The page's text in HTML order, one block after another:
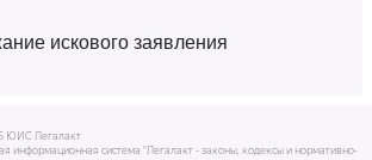
искового заявления
ЮИС Легалакт
информационная система "Легалакт - законы, кодексы и нормативно-